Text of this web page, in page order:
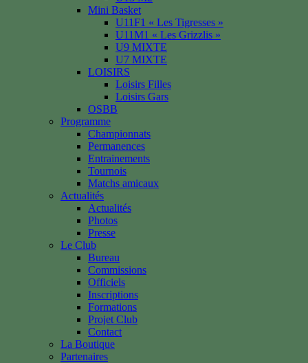
Mini Basket
U11F1 « Les Tigresses »
U11M1 « Les Grizzlis »
U9 MIXTE
U7 MIXTE
LOISIRS
Loisirs Filles
Loisirs Gars
OSBB
Programme
Championnats
Permanences
Entrainements
Tournois
Matchs amicaux
Actualités
Actualités
Photos
Presse
Le Club
Bureau
Commissions
Officiels
Inscriptions
Formations
Projet Club
Contact
La Boutique
Partenaires